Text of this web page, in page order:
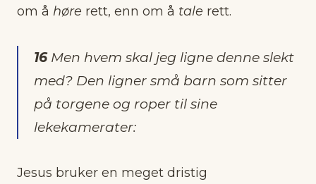
om å høre rett, enn om å tale rett.
16Men hvem skal jeg ligne denne slekt
med? Den ligner små barn som sitter
på torgene og roper til sine
lekekamerater:
Jesus bruker en meget dristig